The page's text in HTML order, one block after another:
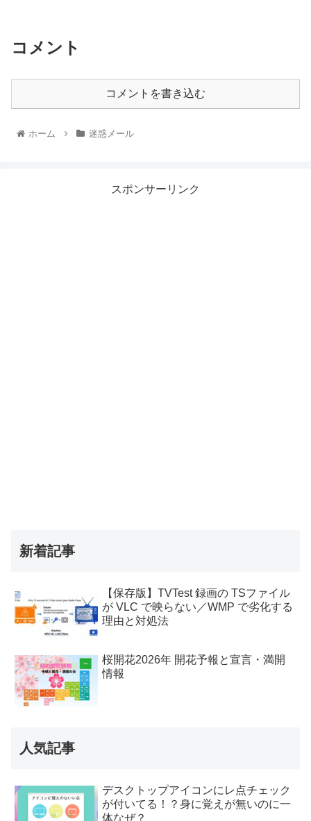
記載されているURLにアクセス
したりしないでください。
コメント
コメントを書き込む
ホーム 迷惑メール
スポンサーリンク
新着記事
【保存版】TVTest 録画の TSファイル
が VLC で映らない／WMP で劣化する
理由と対処法
桜開花2026年 開花予報と宣言・満開
情報
人気記事
デスクトップアイコンにレ点チェック
が付いてる！？身に覚えが無いのに一
体なぜ？